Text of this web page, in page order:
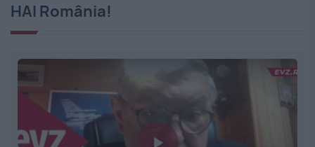
HAI România!